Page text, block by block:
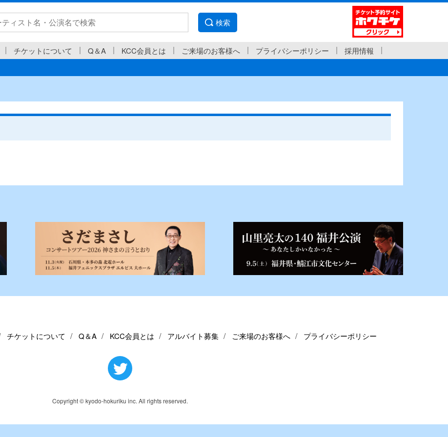
検索
チケットについて Q＆A KCC会員とは ご来場のお客様へ プライバシーポリシー
採用情報
チケットについて Q＆A KCC会員とは アルバイト募集 ご来場のお客様へ プライバシーポリシー
Copyright © kyodo-hokuriku inc. All rights reserved.